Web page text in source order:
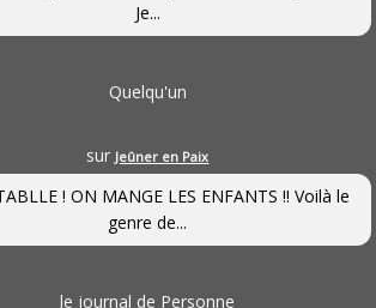
Je...
Quelqu'un
sur Jeûner en Paix
! ON MANGE LES ENFANTS !! Voilà le
genre de...
le journal de Personne